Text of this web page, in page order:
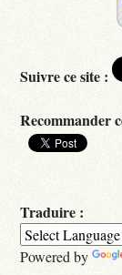
Suivre ce site :
Recommander
Traduire :
Powered by